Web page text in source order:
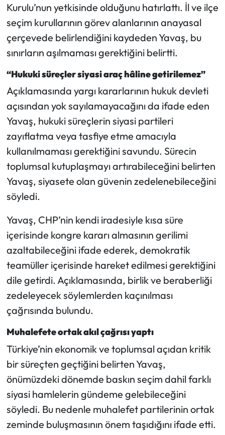
Kurulu’nun yetkisinde olduğunu hatırlattı. İl ve ilçe
seçim kurullarının görev alanlarının anayasal
çerçevede belirlendiğini kaydeden Yavaş, bu
sınırların aşılmaması gerektiğini belirtti.
“Hukuki süreçler siyasi araç hâline getirilemez”
Açıklamasında yargı kararlarının hukuk devleti
açısından yok sayılamayacağını da ifade eden
Yavaş, hukuki süreçlerin siyasi partileri
zayıflatma veya tasfiye etme amacıyla
kullanılmaması gerektiğini savundu. Sürecin
toplumsal kutuplaşmayı artırabileceğini belirten
Yavaş, siyasete olan güvenin zedelenebileceğini
söyledi.
Yavaş, CHP’nin kendi iradesiyle kısa süre
içerisinde kongre kararı almasının gerilimi
azaltabileceğini ifade ederek, demokratik
teamüller içerisinde hareket edilmesi gerektiğini
dile getirdi. Açıklamasında, birlik ve beraberliği
zedeleyecek söylemlerden kaçınılması
çağrısında bulundu.
Muhalefete ortak akıl çağrısı yaptı
Türkiye’nin ekonomik ve toplumsal açıdan kritik
bir süreçten geçtiğini belirten Yavaş,
önümüzdeki dönemde baskın seçim dahil farklı
siyasi hamlelerin gündeme gelebileceğini
söyledi. Bu nedenle muhalefet partilerinin ortak
zeminde buluşmasının önem taşıdığını ifade etti.